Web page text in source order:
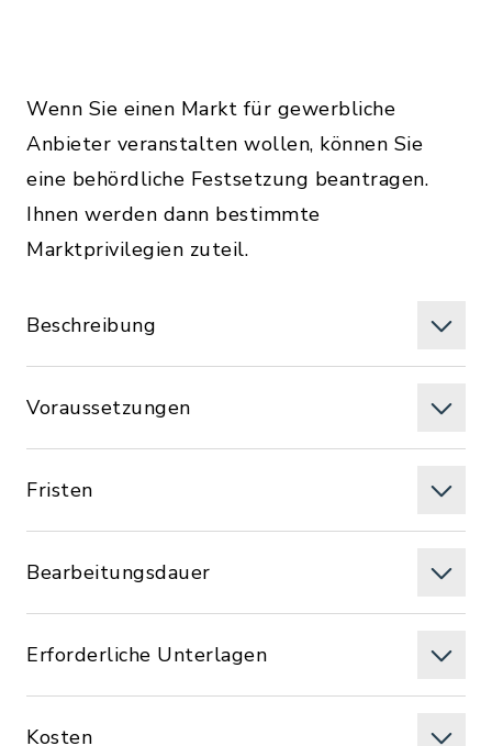
Wenn Sie einen Markt für gewerbliche
Anbieter veranstalten wollen, können Sie
eine behördliche Festsetzung beantragen.
Ihnen werden dann bestimmte
Marktprivilegien zuteil.
Beschreibung
Voraussetzungen
Fristen
Bearbeitungsdauer
Erforderliche Unterlagen
Kosten